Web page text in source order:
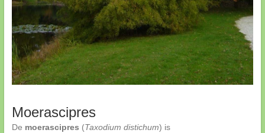
Moerascipres
De moerascipres (Taxodium distichum) is